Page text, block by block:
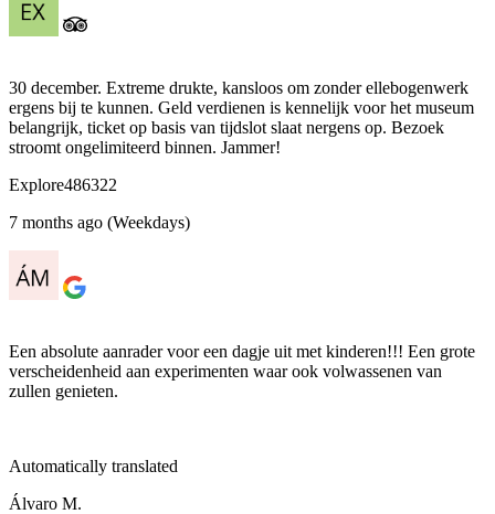
30 december. Extreme drukte, kansloos om zonder ellebogenwerk
ergens bij te kunnen. Geld verdienen is kennelijk voor het museum
belangrijk, ticket op basis van tijdslot slaat nergens op. Bezoek
stroomt ongelimiteerd binnen. Jammer!
Explore486322
7 months ago (Weekdays)
Een absolute aanrader voor een dagje uit met kinderen!!! Een grote
verscheidenheid aan experimenten waar ook volwassenen van
zullen genieten.
Automatically translated
Álvaro M.